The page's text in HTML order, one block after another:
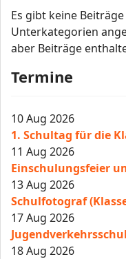
Es gibt keine
Unterkategorien
aber Beiträge
Termine
10 Aug 2026
1. Schultag für die
11 Aug 2026
Einschulungsfeier
13 Aug 2026
Schulfotograf
17 Aug 2026
18 Aug 2026